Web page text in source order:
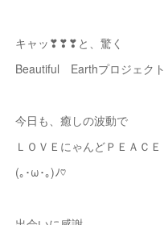
キャッ❣❣❣と、驚く
Beautiful Earthプロジェクト
今日も、癒しの波動で
ＬＯＶＥにゃんどＰＥＡＣＥ
(｡･ω･｡)ﾉ♡